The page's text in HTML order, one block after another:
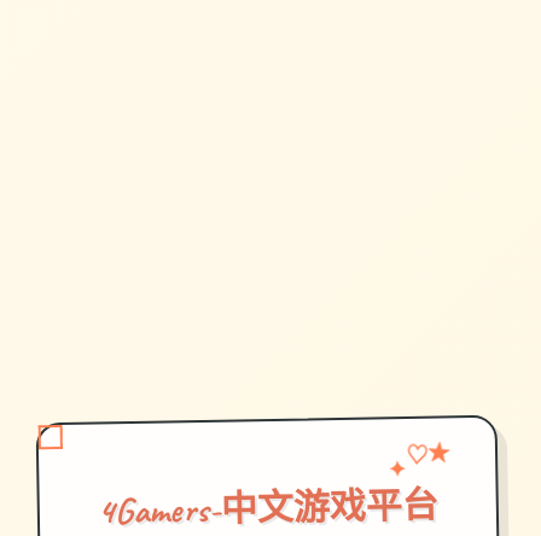
4Gamers-中文游戏平台
✦♡★